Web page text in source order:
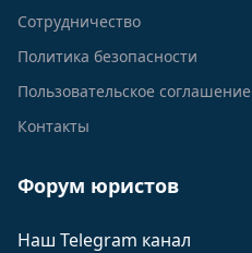
Сотрудничество
Политика безопасности
Пользовательское соглашение
Контакты
Форум юристов
Наш Telegram канал